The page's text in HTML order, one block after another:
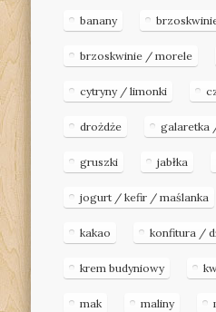
banany
brzoskwinie / morele
cytryny / limonki
drożdże galaretka
gruszki jabłka
jogurt / kefir / maślanka
kakao konfitura /
krem budyniowy
mak maliny